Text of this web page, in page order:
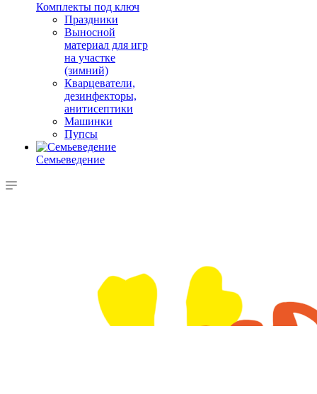
Комплекты под ключ
Праздники
Выносной
материал для игр
на участке
(зимний)
Кварцеватели,
дезинфекторы,
анитисептики
Машинки
Пупсы
Семьеведение